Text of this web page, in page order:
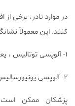
در موارد نادر، برخی
کنند. این معمولاً
۱- آلوپسی توتالیس ، یعنی ریزش تمام موهای سر
۲- آلوپسی یونیورسالیس، که ریزش تمام موهای کل بدن است
پزشکان ممکن است